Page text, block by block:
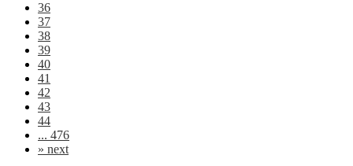
36
37
38
39
40
41
42
43
44
... 476
» next